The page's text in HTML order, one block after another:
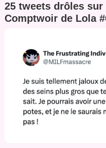
25 tweets drôles sur
Comptwoir de Lola